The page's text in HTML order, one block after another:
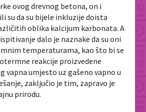
ovog drevnog betona, on i
su da su bijele inkluzije doista
oblika kalcijum karbonata. A
dalo je naznake da su oni
temperaturama, kao što bi se
reakcije proizvedene
vapna umjesto uz gašeno vapno u
zaključio je tim, zapravo je
prirodu.